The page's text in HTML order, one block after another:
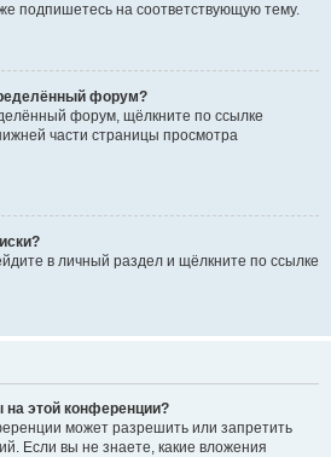
подпишетесь на соответствующую тему.
форум?
форум, щёлкните по ссылке
части страницы просмотра
в личный раздел и щёлкните по ссылке
этой конференции?
может разрешить или запретить
Если вы не знаете, какие вложения